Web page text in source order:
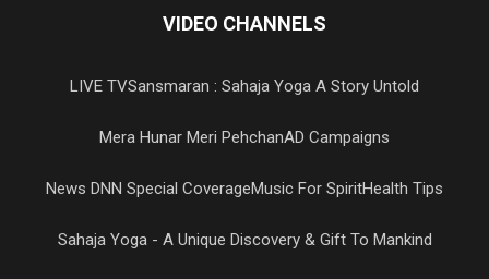
VIDEO CHANNELS
LIVE TVSansmaran : Sahaja Yoga A Story Untold
Mera Hunar Meri PehchanAD Campaigns
News DNN Special CoverageMusic For SpiritHealth Tips
Sahaja Yoga - A Unique Discovery & Gift To Mankind